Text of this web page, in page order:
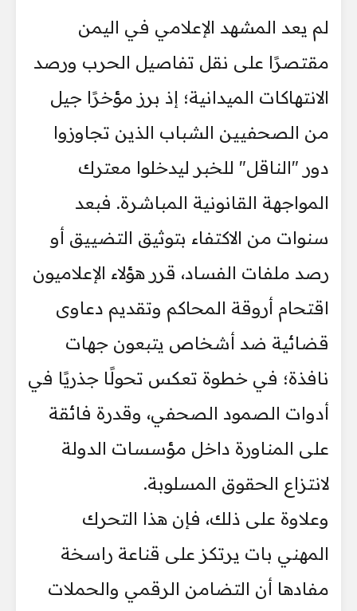
لم يعد المشهد الإعلامي في اليمن
مقتصرًا على نقل تفاصيل الحرب ورصد
الانتهاكات الميدانية؛ إذ برز مؤخرًا جيل
من الصحفيين الشباب الذين تجاوزوا
دور "الناقل" للخبر ليدخلوا معترك
المواجهة القانونية المباشرة. فبعد
سنوات من الاكتفاء بتوثيق التضييق أو
رصد ملفات الفساد، قرر هؤلاء الإعلاميون
اقتحام أروقة المحاكم وتقديم دعاوى
قضائية ضد أشخاص يتبعون جهات
نافذة؛ في خطوة تعكس تحولًا جذريًا في
أدوات الصمود الصحفي، وقدرة فائقة
على المناورة داخل مؤسسات الدولة
لانتزاع الحقوق المسلوبة.
وعلاوة على ذلك، فإن هذا التحرك
المهني بات يرتكز على قناعة راسخة
مفادها أن التضامن الرقمي والحملات